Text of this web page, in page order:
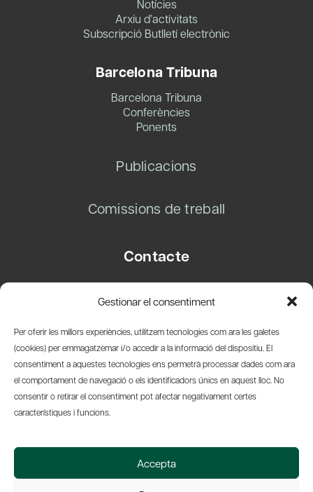
Gestionar el consentiment
Per oferir les millors experiències, utilitzem tecnologies com ara les galetes
(cookies) per emmagatzemar i/o accedir a la informació del dispositiu. El
consentiment a aquestes tecnologies ens permetrà processar dades com ara
el comportament de navegació o els identificadors únics en aquest lloc. No
consentir o retirar el consentiment pot afectar negativament certes
característiques i funcions.
Accepta
Notícies
Arxiu d’activitats
Subscripció Butlletí electrònic
Barcelona Tribuna
Barcelona Tribuna
Conferències
Ponents
Publicacions
Comissions de treball
Contacte
08003 Barcelona
info@amicsdelpais.com
Suscripció Newsletter
© 2026 Societat Econòmica Barcelonesa d'Amics del País